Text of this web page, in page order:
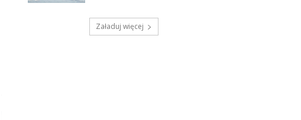
Załaduj więcej